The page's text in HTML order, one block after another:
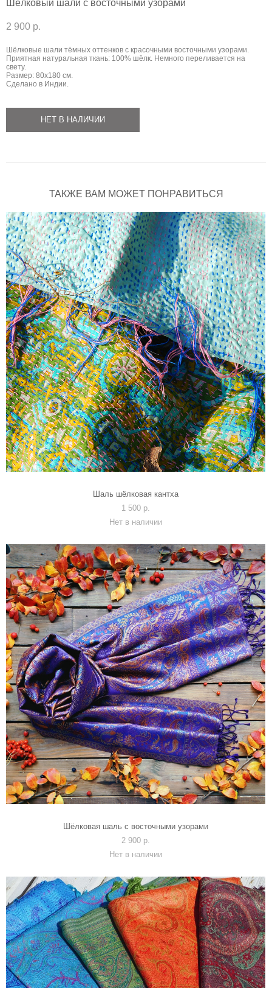
Шёлковый шали с восточными узорами
2 900 p.
Шёлковые шали тёмных оттенков с красочными восточными узорами.
Приятная натуральная ткань: 100% шёлк. Немного переливается на
свету.
Размер: 80х180 см.
Сделано в Индии.
НЕТ В НАЛИЧИИ
ТАКЖЕ ВАМ МОЖЕТ ПОНРАВИТЬСЯ
Шаль шёлковая кантха
1 500 p.
Нет в наличии
Шёлковая шаль с восточными узорами
2 900 p.
Нет в наличии